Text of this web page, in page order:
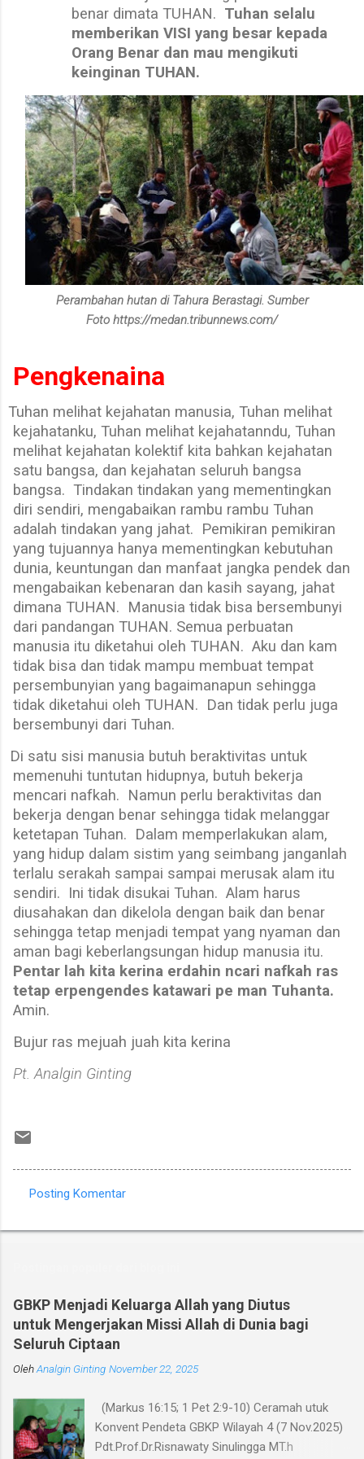
benar dimata TUHAN. Tuhan selalu
memberikan VISI yang besar kepada
Orang Benar dan mau mengikuti
keinginan TUHAN.
Perambahan hutan di Tahura Berastagi. Sumber
Foto https://medan.tribunnews.com/
Pengkenaina
Tuhan melihat kejahatan manusia, Tuhan melihat
kejahatanku, Tuhan melihat kejahatanndu, Tuhan
melihat kejahatan kolektif kita bahkan kejahatan
satu bangsa, dan kejahatan seluruh bangsa
bangsa. Tindakan tindakan yang mementingkan
diri sendiri, mengabaikan rambu rambu Tuhan
adalah tindakan yang jahat. Pemikiran pemikiran
yang tujuannya hanya mementingkan kebutuhan
dunia, keuntungan dan manfaat jangka pendek dan
mengabaikan kebenaran dan kasih sayang, jahat
dimana TUHAN. Manusia tidak bisa bersembunyi
dari pandangan TUHAN. Semua perbuatan
manusia itu diketahui oleh TUHAN. Aku dan kam
tidak bisa dan tidak mampu membuat tempat
persembunyian yang bagaimanapun sehingga
tidak diketahui oleh TUHAN. Dan tidak perlu juga
bersembunyi dari Tuhan.
Di satu sisi manusia butuh beraktivitas untuk
memenuhi tuntutan hidupnya, butuh bekerja
mencari nafkah. Namun perlu beraktivitas dan
bekerja dengan benar sehingga tidak melanggar
ketetapan Tuhan. Dalam memperlakukan alam,
yang hidup dalam sistim yang seimbang janganlah
terlalu serakah sampai sampai merusak alam itu
sendiri. Ini tidak disukai Tuhan. Alam harus
diusahakan dan dikelola dengan baik dan benar
sehingga tetap menjadi tempat yang nyaman dan
aman bagi keberlangsungan hidup manusia itu.
Pentar lah kita kerina erdahin ncari nafkah ras
tetap erpengendes katawari pe man Tuhanta.
Amin.
Bujur ras mejuah juah kita kerina
Pt. Analgin Ginting
o
n
t
a
r
Posting Komentar
GBKP Menjadi Keluarga Allah yang Diutus
untuk Mengerjakan Missi Allah di Dunia bagi
Seluruh Ciptaan
OlehAnalgin Ginting November 22, 2025
(Markus 16:15; 1 Pet 2:9-10) Ceramah utuk
Konvent Pendeta GBKP Wilayah 4 (7 Nov.2025)
Pdt.Prof.Dr.Risnawaty Sinulingga MT.h